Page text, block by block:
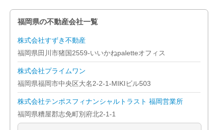
福岡県の不動産会社一覧
株式会社すずき不動産
福岡県田川市猪国2559-いいかねpaletteオフィス
株式会社プライムワン
福岡県福岡市中央区大名2-2-1-MIKIビル503
株式会社テンポスフィナンシャルトラスト 福岡営業所
福岡県糟屋郡志免町別府北2-1-1